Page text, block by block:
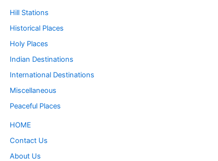
Hill Stations
Historical Places
Holy Places
Indian Destinations
International Destinations
Miscellaneous
Peaceful Places
HOME
Contact Us
About Us